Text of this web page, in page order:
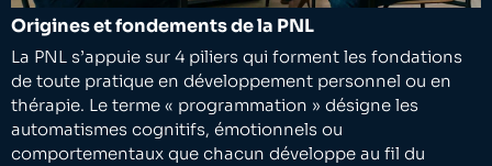
Origines et fondements de la PNL
La PNL s’appuie sur 4 piliers qui forment les fondations
de toute pratique en développement personnel ou en
thérapie. Le terme « programmation » désigne les
automatismes cognitifs, émotionnels ou
comportementaux que chacun développe au fil du